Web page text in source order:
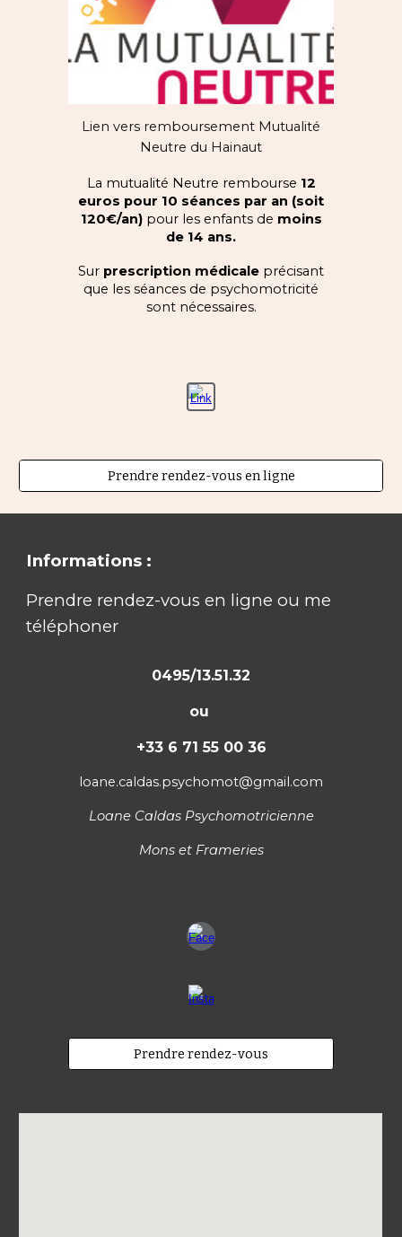
Lien vers remboursement Mutualité
Neutre du Hainaut
La mutualité Neutre rembourse 12
euros pour 10 séances par an (soit
120€/an)pour les enfants de moins
de 14 ans.
Sur prescription médicale précisant
que les séances de psychomotricité
sont nécessaires.
Prendre rendez-vous en ligne
Informations :
Prendre rendez-vous en ligne ou me
téléphoner
0495/13.51.32
ou
+33 6 71 55 00 36
loane.caldas.psychomot@gmail.com
Loane Caldas Psychomotricienne
Mons et Frameries
Prendre rendez-vous